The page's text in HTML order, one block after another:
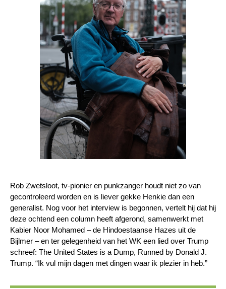
Rob Zwetsloot, tv-pionier en punkzanger houdt niet zo van
gecontroleerd worden en is liever gekke Henkie dan een
generalist. Nog voor het interview is begonnen, vertelt hij dat hij
deze ochtend een column heeft afgerond, samenwerkt met
Kabier Noor Mohamed – de Hindoestaanse Hazes uit de
Bijlmer – en ter gelegenheid van het WK een lied over Trump
schreef: The United States is a Dump, Runned by Donald J.
Trump. “Ik vul mijn dagen met dingen waar ik plezier in heb.”